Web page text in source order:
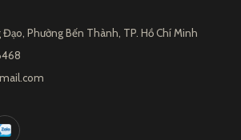
Đạo, Phường Bến Thành, TP. Hồ Chí Minh